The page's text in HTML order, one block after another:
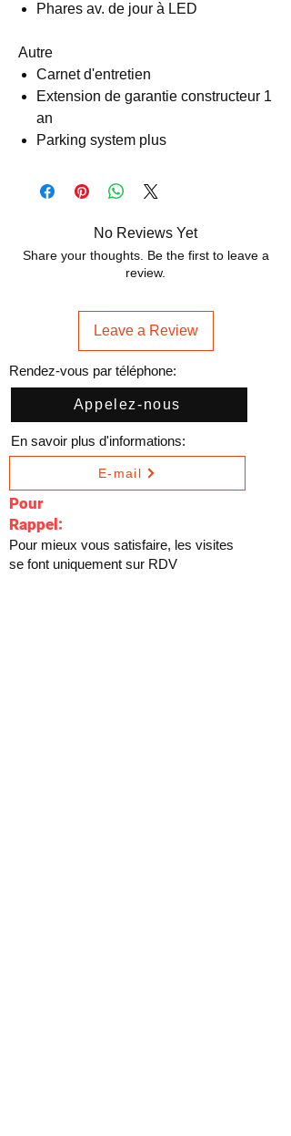
Phares av. de jour à LED
Autre
Carnet d'entretien
Extension de garantie constructeur 1
an
Parking system plus
No Reviews Yet
Share your thoughts. Be the first to leave a
review.
Leave a Review
Rendez-vous par téléphone:
Appelez-nous
En savoir plus d'informations:
E-mail
Pour
Rappel:
Pour mieux vous satisfaire, les visites
se font uniquement sur RDV